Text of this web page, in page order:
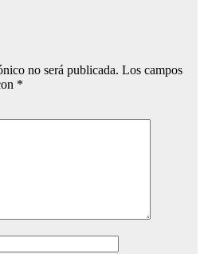
no será publicada. Los campos
*